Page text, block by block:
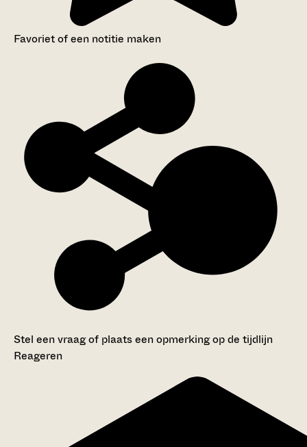
Favoriet of een notitie maken
Stel een vraag of plaats een opmerking op de tijdlijn
Reageren